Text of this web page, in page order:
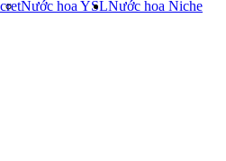
Nước hoa YSLNước hoa Niche